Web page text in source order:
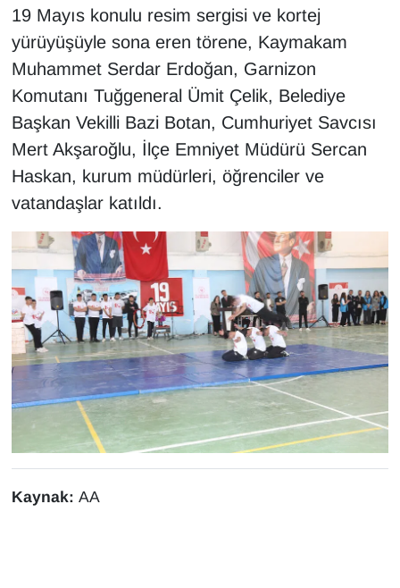
19 Mayıs konulu resim sergisi ve kortej
yürüyüşüyle sona eren törene, Kaymakam
Muhammet Serdar Erdoğan, Garnizon
Komutanı Tuğgeneral Ümit Çelik, Belediye
Başkan Vekilli Bazi Botan, Cumhuriyet Savcısı
Mert Akşaroğlu, İlçe Emniyet Müdürü Sercan
Haskan, kurum müdürleri, öğrenciler ve
vatandaşlar katıldı.
Kaynak: AA
SİYASET
SPOR
TEBRİK
TEKNOLOJİ
Turizm
VAN'DA SPOR
Vasıta
YAŞAM
YEREL